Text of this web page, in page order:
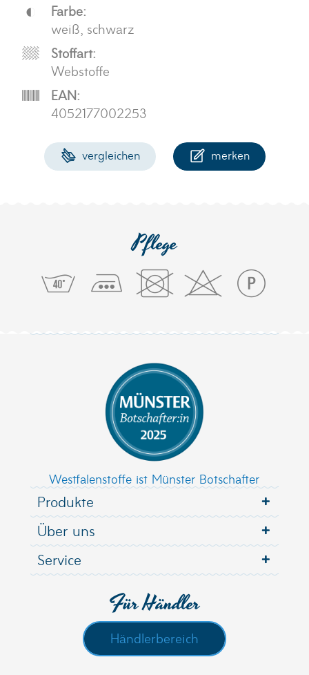
Farbe:
weiß, schwarz
Stoffart:
Webstoffe
EAN:
4052177002253
vergleichen merken
Pflege
Westfalenstoffe ist Münster Botschafter
Produkte
Über uns
Service
Für Händler
Händlerbereich